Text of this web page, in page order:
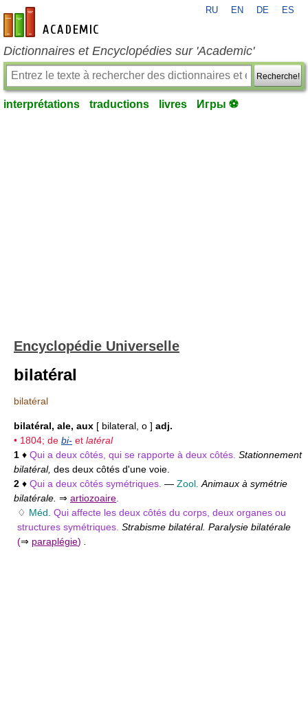
fr-academic.com
RU EN DE ES
Dictionnaires et Encyclopédies sur 'Academic'
Recherche!
interprétations traductions livres Игры ⚽
Encyclopédie Universelle
bilatéral
bilatéral
bilatéral, ale, aux [ bilateral, o ] adj.
• 1804; de bi- et latéral
1 ♦ Qui a deux côtés, qui se rapporte à deux côtés. Stationnement
bilatéral, des deux côtés d'une voie.
2 ♦ Qui a deux côtés symétriques. — Zool. Animaux à symétrie
bilatérale. ⇒ artiozoaire
♢ Méd. Qui affecte les deux côtés du corps, deux organes ou
structures symétriques. Strabisme bilatéral. Paralysie bilatérale
(⇒ paraplégie)